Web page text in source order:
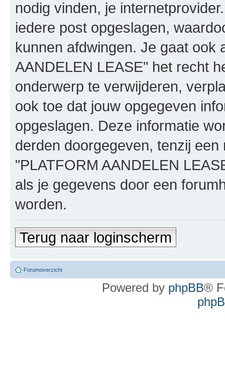
nodig vinden, je
iedere post opgeslagen,
kunnen afdwingen. Je gaat ook
AANDELEN LEASE" het recht
onderwerp te verwijderen,
ook toe dat jouw opgegeven
opgeslagen. Deze informatie
derden doorgegeven, tenzij
"PLATFORM AANDELEN
als je gegevens door een
worden.
Terug naar loginscherm
Forumoverzicht
Powered by phpBB®